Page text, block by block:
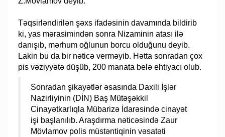
Təqsirləndirilən şəxs ifadəsinin davamında bildirib
ki, yas mərasimindən sonra Nizaminin atası ilə
danışıb, mərhum oğlunun borcu olduğunu deyib.
Lakin bu da bir nəticə verməyib. Hətta sonradan çox
pis vəziyyətə düşüb, 200 manata belə ehtiyacı olub.
Sonradan şikayətlər əsasında Daxili İşlər
Nazirliyinin (DİN) Baş Mütəşəkkil
Cinayətkarlıqla Mübarizə İdarəsində cinayət
işi başlanılıb. Araşdırma nəticəsində Zaur
Mövlamov polis müstəntiqinin vəsatəti